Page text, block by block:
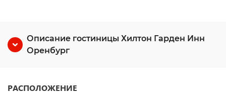
Описание гостиницы Хилтон Гарден Инн
Оренбург
РАСПОЛОЖЕНИЕ